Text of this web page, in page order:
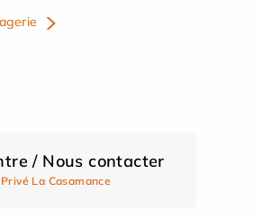
/ Nous contacter
La Casamance